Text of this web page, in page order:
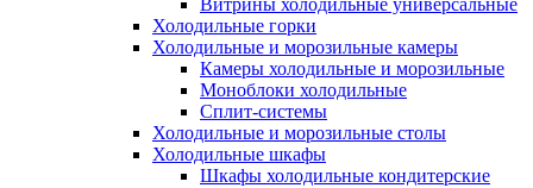
Витрины холодильные универсальные
Холодильные горки
Холодильные и морозильные камеры
Камеры холодильные и морозильные
Моноблоки холодильные
Сплит-системы
Холодильные и морозильные столы
Холодильные шкафы
Шкафы холодильные кондитерские